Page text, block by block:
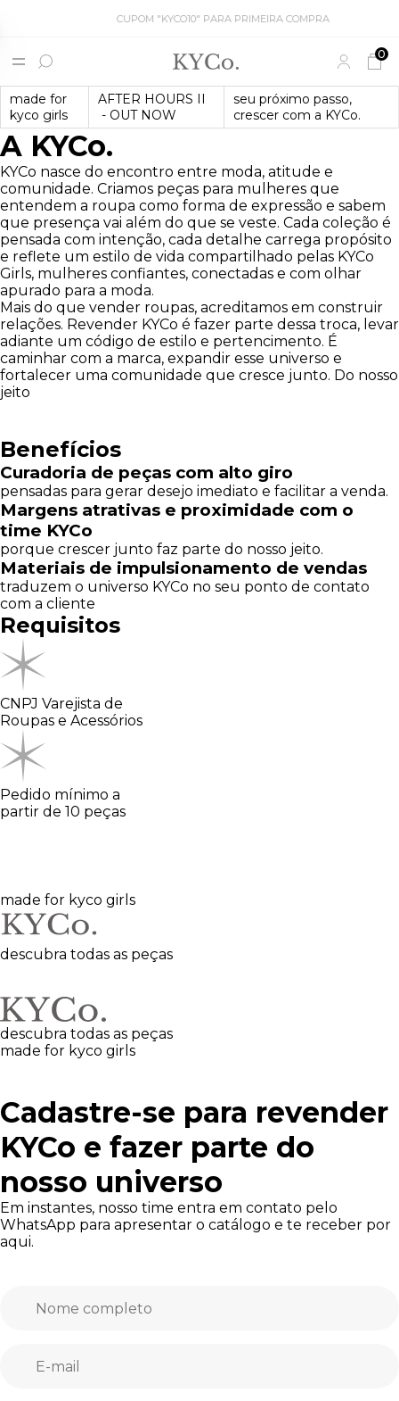
CUPOM "KYCO10" PARA PRIMEIRA COMPRA
0
made for
kyco girls
AFTER HOURS II
- OUT NOW
seu próximo passo,
crescer com a KYCo.
A KYCo.
KYCo nasce do encontro entre moda, atitude e
comunidade. Criamos peças para mulheres que
entendem a roupa como forma de expressão e sabem
que presença vai além do que se veste. Cada coleção é
pensada com intenção, cada detalhe carrega propósito
e reflete um estilo de vida compartilhado pelas KYCo
Girls, mulheres confiantes, conectadas e com olhar
apurado para a moda.
Mais do que vender roupas, acreditamos em construir
relações. Revender KYCo é fazer parte dessa troca, levar
adiante um código de estilo e pertencimento. É
caminhar com a marca, expandir esse universo e
fortalecer uma comunidade que cresce junto. Do nosso
jeito
Benefícios
Curadoria de peças com alto giro
pensadas para gerar desejo imediato e facilitar a venda.
Margens atrativas e proximidade com o
time KYCo
porque crescer junto faz parte do nosso jeito.
Materiais de impulsionamento de vendas
traduzem o universo KYCo no seu ponto de contato
com a cliente
Requisitos
CNPJ Varejista de
Roupas e Acessórios
Pedido mínimo a
partir de 10 peças
made for kyco girls
descubra todas as peças
descubra todas as peças
made for kyco girls
Cadastre-se para revender
KYCo e fazer parte do
nosso universo
Em instantes, nosso time entra em contato pelo
WhatsApp para apresentar o catálogo e te receber por
aqui.